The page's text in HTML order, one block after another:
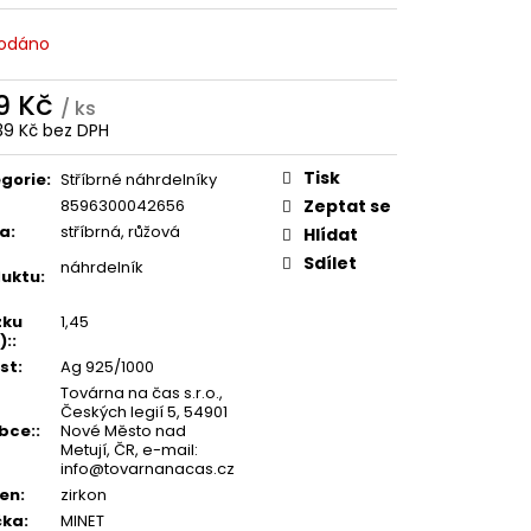
Kč / ks
Kč bez DPH
: Stříbrné náhrdelníky
8596300042656
:
stříbrná, růžová
:
náhrdelník
:
1,45
: Ag 925/1000
:
Továrna na čas s.r.o.,
Českých legií 5, 54901
Nové Město nad
Metují, ČR, e-mail:
info@tovarnanacas.cz
:
zirkon
:
MINET
Tisk
Zeptat se
Hlídat
Sdílet